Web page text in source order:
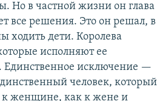
Но в частной жизни он глава
все решения. Это он решал, в
ходить дети. Королева
исполняют ее
исключение —
человек, который
к женщине, как к жене и